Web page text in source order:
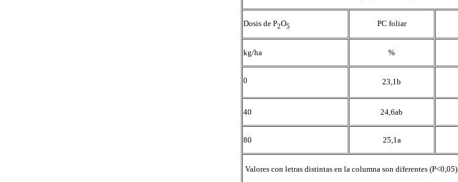
Dosis de P2O5 PC foliar
kg/ha %
0 23,1b
40 24,6ab
80 25,1a
 Valores con letras distintas en la columna son diferentes (P<0,05).